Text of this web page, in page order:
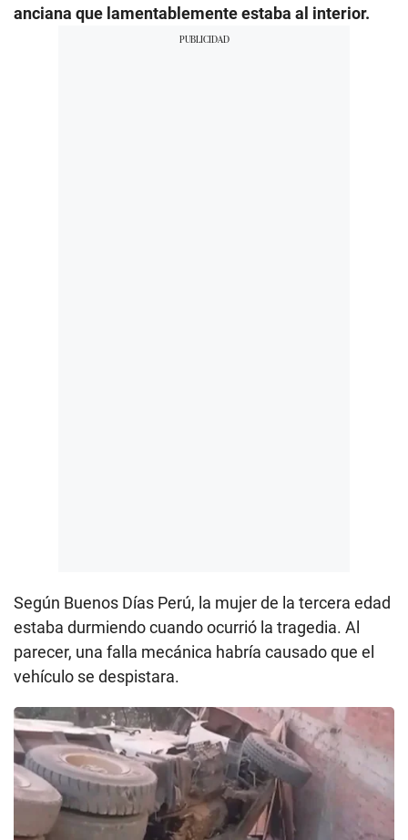
anciana que lamentablemente estaba al interior.
Según Buenos Días Perú, la mujer de la tercera edad
estaba durmiendo cuando ocurrió la tragedia. Al
parecer, una falla mecánica habría causado que el
vehículo se despistara.